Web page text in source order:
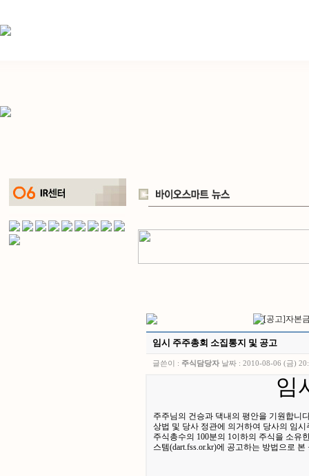
임시 주주총회 소집통지 및 공고
글쓴이 : 주식담당자 날짜 :2010-08-06 (금)
임
주주님의 건승과 댁내의 평안을 기원합니
상법 및 당사 정관에 의거하여 당사의 임
주식총수의 100분의 1이하의 주식을 소유
스템(dart.fss.or.kr)에 공고하는 방법으로